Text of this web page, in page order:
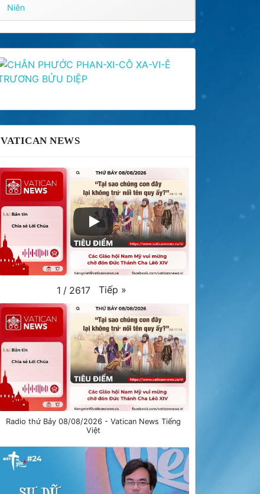
Niên
VATICAN NEWS
1 / 2617 Tiếp »
Radio thứ Bảy 08/08/2026 - Vatican News Tiếng
Việt